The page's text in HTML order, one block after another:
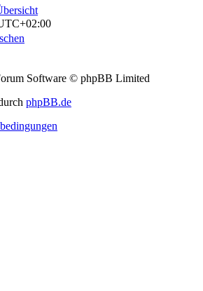
Software © phpBB Limited
phpBB.de